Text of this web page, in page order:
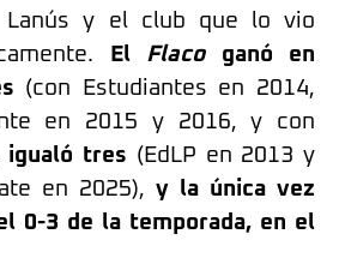
Lanús y el club que lo vio
El Flacoganó en
(con Estudiantes en 2014,
en 2015 y 2016, y con
igualó tres (EdLP en 2013 y
en 2025), y la única vez
0-3 de la temporada, en el